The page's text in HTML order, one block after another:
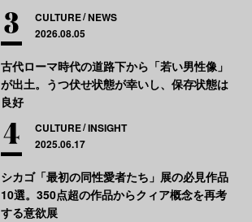
CULTURE NEWS
2026.08.05
古代ローマ時代の道路下から「若い男性像」
が出土。うつ伏せ状態が幸いし、保存状態は
良好
CULTURE INSIGHT
2025.06.17
シカゴ「最初の同性愛者たち」展の必見作品
10選。350点超の作品からクィア概念を再考
する意欲展